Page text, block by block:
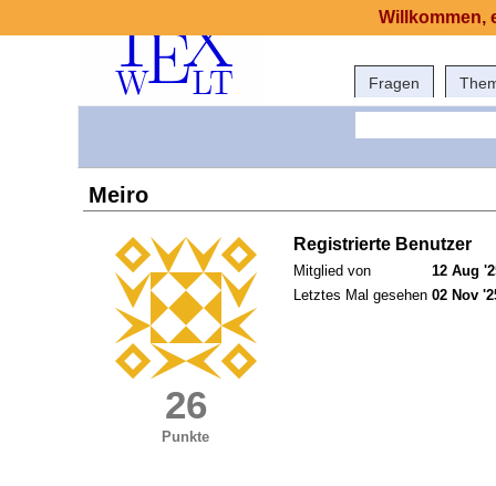
Fragen
Meiro
26
Punkte
Registrierte Benutzer
Mitglied von
12 Aug
Letztes Mal gesehen 02 Nov
Willkommen,